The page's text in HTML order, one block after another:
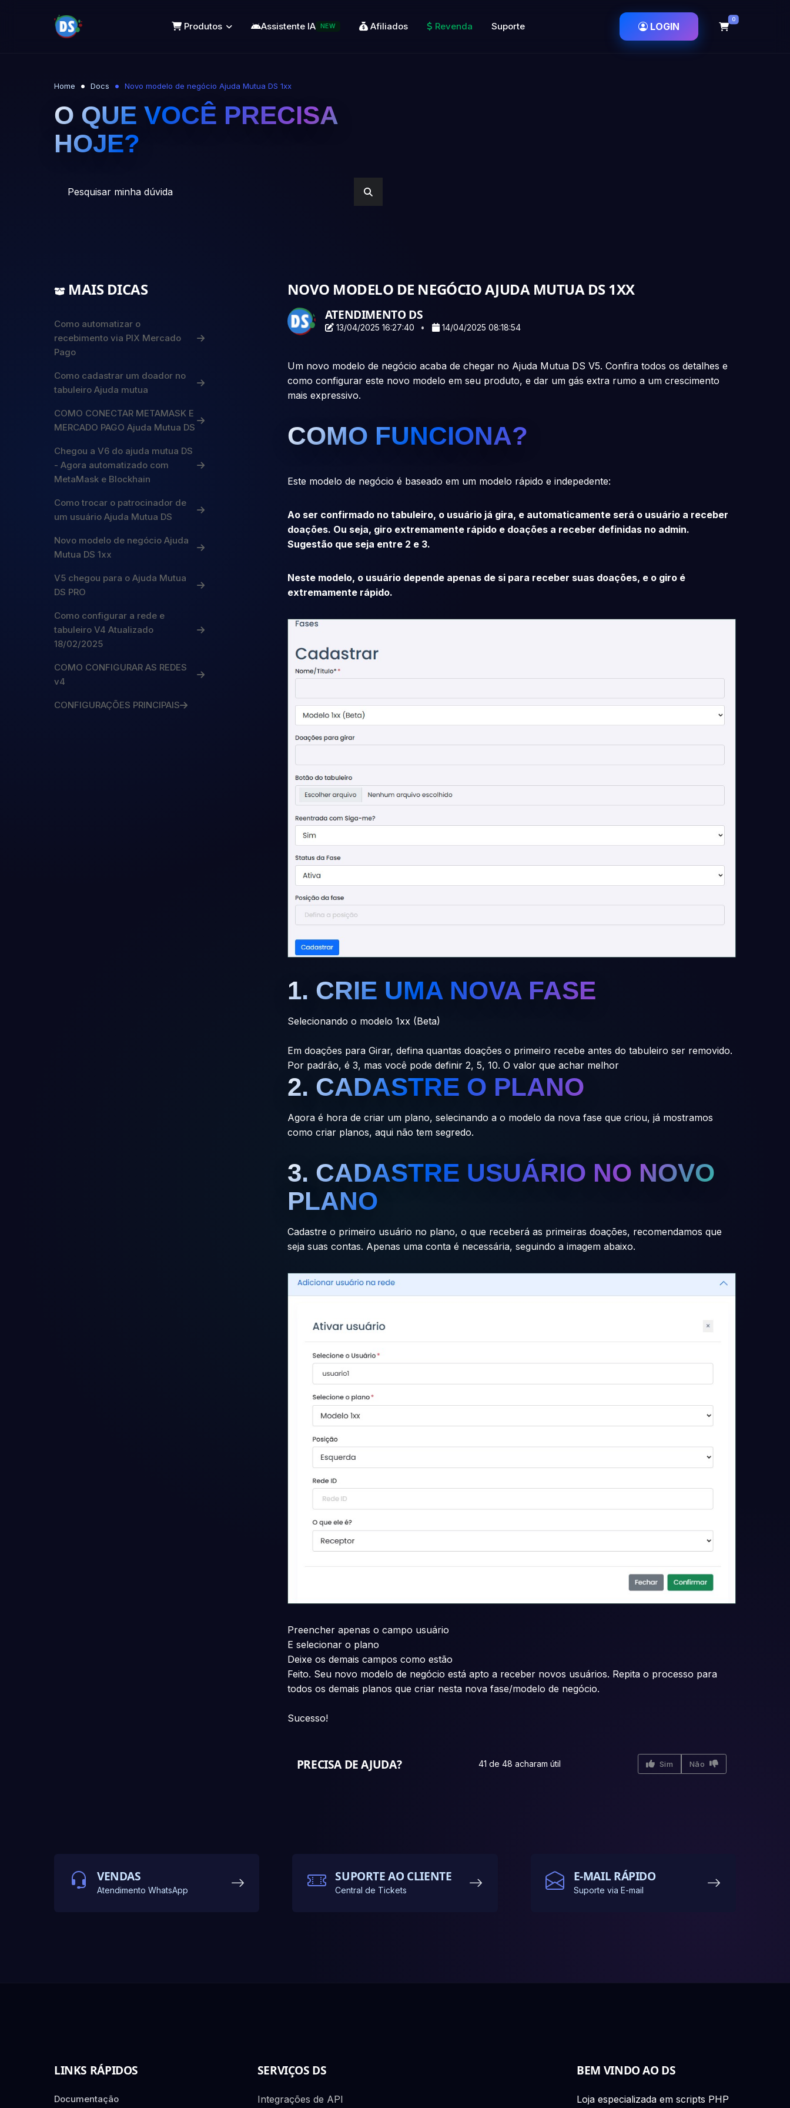
Produtos Assistente IA NEW Afiliados Revenda Suporte LOGIN
0
Home Docs Novo modelo de negócio Ajuda Mutua DS 1xx
O QUE VOCÊ PRECISA
HOJE?
MAIS DICAS
Como automatizar o
recebimento via PIX Mercado
Pago
Como cadastrar um doador no
tabuleiro Ajuda mutua
COMO CONECTAR METAMASK E
MERCADO PAGO Ajuda Mutua DS
Chegou a V6 do ajuda mutua DS
- Agora automatizado com
MetaMask e Blockhain
Como trocar o patrocinador de
um usuário Ajuda Mutua DS
Novo modelo de negócio Ajuda
Mutua DS 1xx
V5 chegou para o Ajuda Mutua
DS PRO
Como configurar a rede e
tabuleiro V4 Atualizado
18/02/2025
COMO CONFIGURAR AS REDES
v4
CONFIGURAÇÕES PRINCIPAIS
NOVO MODELO DE NEGÓCIO AJUDA MUTUA DS 1XX
ATENDIMENTO DS
13/04/2025 16:27:40 14/04/2025 08:18:54
Um novo modelo de negócio acaba de chegar no Ajuda Mutua DS V5. Confira todos os detalhes e
como configurar este novo modelo em seu produto, e dar um gás extra rumo a um crescimento
mais expressivo.
COMO FUNCIONA?
Este modelo de negócio é baseado em um modelo rápido e indepedente:
Ao ser confirmado no tabuleiro, o usuário já gira, e automaticamente será o usuário a receber
doações. Ou seja, giro extremamente rápido e doações a receber definidas no admin.
Sugestão que seja entre 2 e 3.
Neste modelo, o usuário depende apenas de si para receber suas doações, e o giro é
extremamente rápido.
1. CRIE UMA NOVA FASE
Selecionando o modelo 1xx (Beta)
Em doações para Girar, defina quantas doações o primeiro recebe antes do tabuleiro ser removido.
Por padrão, é 3, mas você pode definir 2, 5, 10. O valor que achar melhor
2. CADASTRE O PLANO
Agora é hora de criar um plano, selecinando a o modelo da nova fase que criou, já mostramos
como criar planos, aqui não tem segredo.
3. CADASTRE USUÁRIO NO NOVO
PLANO
Cadastre o primeiro usuário no plano, o que receberá as primeiras doações, recomendamos que
seja suas contas. Apenas uma conta é necessária, seguindo a imagem abaixo.
Preencher apenas o campo usuário
E selecionar o plano
Deixe os demais campos como estão
Feito. Seu novo modelo de negócio está apto a receber novos usuários. Repita o processo para
todos os demais planos que criar nesta nova fase/modelo de negócio.
Sucesso!
PRECISA DE AJUDA? 41 de 48 acharam útil Sim Não
VENDAS
Atendimento WhatsApp
SUPORTE AO CLIENTE
Central de Tickets
E-MAIL RÁPIDO
Suporte via E-mail
LINKS RÁPIDOS
Documentação
SERVIÇOS DS
Integrações de API
BEM VINDO AO DS
Loja especializada em scripts PHP